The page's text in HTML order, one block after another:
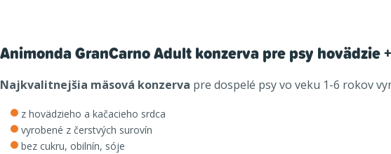
Animonda GranCarno Adult konzerva pre psy hovädzie
Najkvalitnejšia mäsová konzerva pre dospelé psy vo veku 1-6 rokov
z hovädzieho a kačacieho srdca
vyrobené z čerstvých surovín
bez cukru, obilnín, sóje